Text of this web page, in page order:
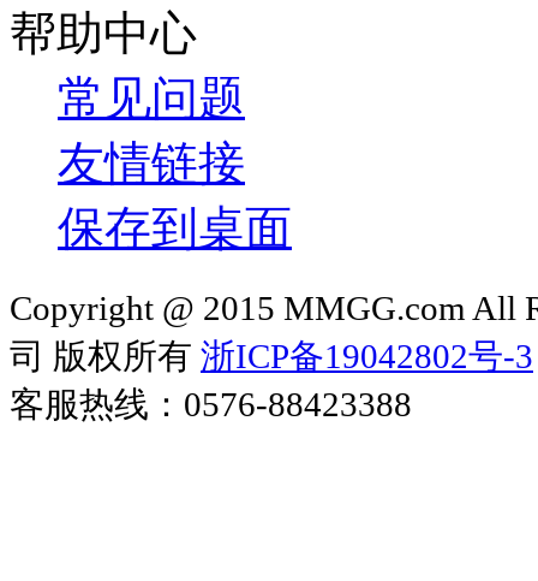
帮助中心
常见问题
友情链接
保存到桌面
Copyright @ 2015 MMGG.com All
司 版权所有 浙ICP备19042802号-3
客服热线：0576-88423388